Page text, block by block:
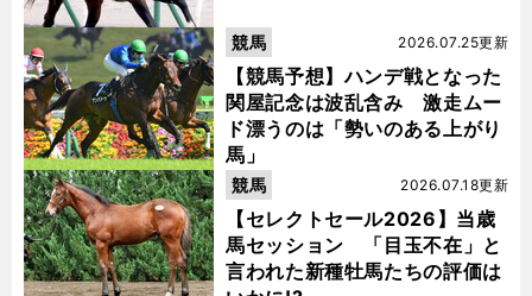
【競馬予想】ハンデ戦となった
関屋記念は波乱含み 激走ムー
ド漂うのは「勢いのある上がり
馬」
2026.07.25更新
競馬
【セレクトセール2026】当歳
馬セッション 「目玉不在」と
言われた新種牡馬たちの評価は
2026.07.18更新
競馬